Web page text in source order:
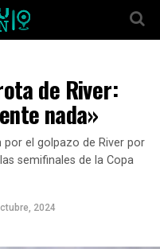
de River:
nada»
por el golpazo de River por
semifinales de la Copa
2024